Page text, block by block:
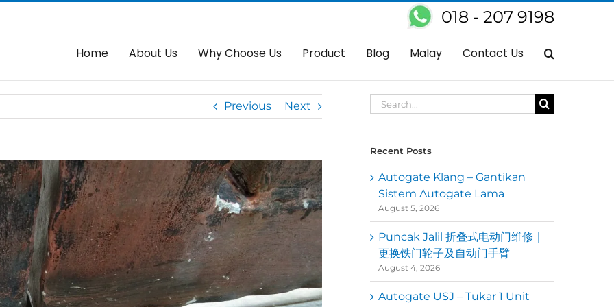
018 - 207 9198
Home About Us Why Choose Us Product Blog Malay Contact Us
Replacement Call Us Now For Reliable Auto Gate Roller Replacement
Previous Next
Search
for:
Recent Posts
Autogate Klang – Gantikan
Sistem Autogate Lama
August 5, 2026
Puncak Jalil 折叠式电动门维修｜
更换铁门轮子及自动门手臂
August 4, 2026
Autogate USJ – Tukar 1 Unit